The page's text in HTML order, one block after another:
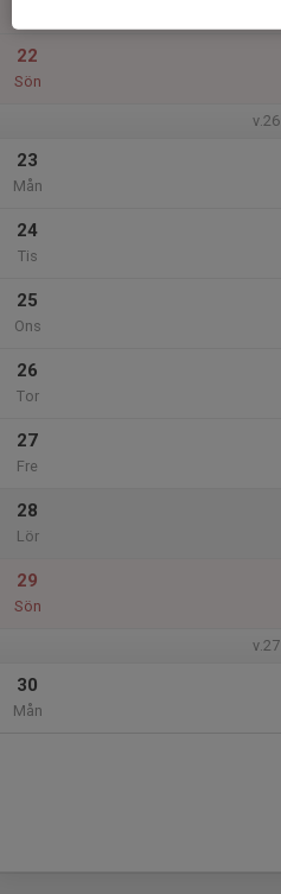
22
Sön
v.26
23
Mån
24
Tis
25
Ons
26
Tor
27
Fre
28
Lör
29
Sön
v.27
30
Mån